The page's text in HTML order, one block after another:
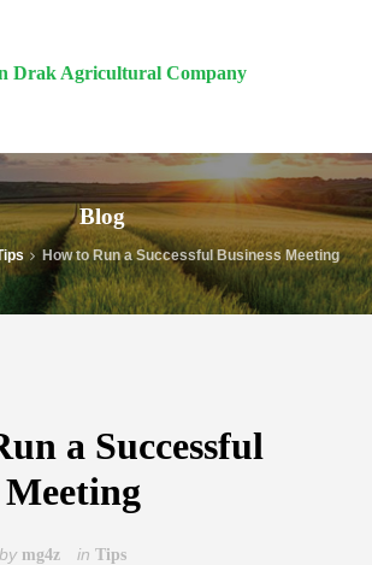
Drak Agricultural Company
Blog
How to Run a Successful Business Meeting
a Successful
Meeting
by mg4z in Tips